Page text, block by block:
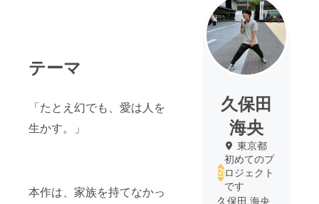
テーマ
「たとえ幻でも、愛は人を
生かす。」
本作は、家族を持てなかっ
久保田
海央
東京都
初めてのプ
ロジェクト
です
久保田 海央